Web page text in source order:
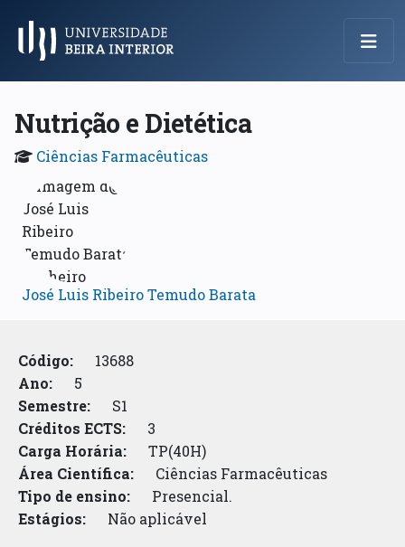
Menu Principal
Nutrição e Dietética
Ciências Farmacêuticas
José Luis Ribeiro Temudo Barata
Código:
13688
Ano:
5
Semestre:
S1
Créditos ECTS:
3
Carga Horária:
TP(40H)
Área Científica:
Ciências Farmacêuticas
Tipo de ensino:
Presencial.
Estágios:
Não aplicável